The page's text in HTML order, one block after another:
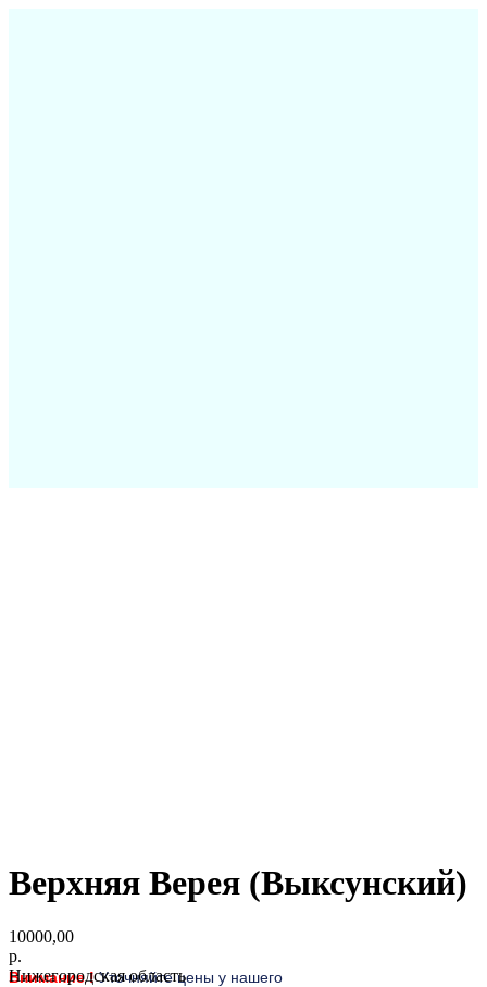
Внимание !Уточняйте цены у нашего
Верхняя Верея (Выксунский)
10000,00
р.
Нижегородская область